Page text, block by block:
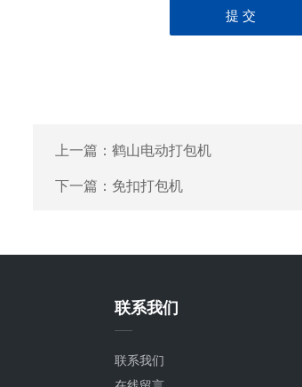
上一篇： 鹤山电动打包机
下一篇： 免扣打包机
联系我们
联系我们